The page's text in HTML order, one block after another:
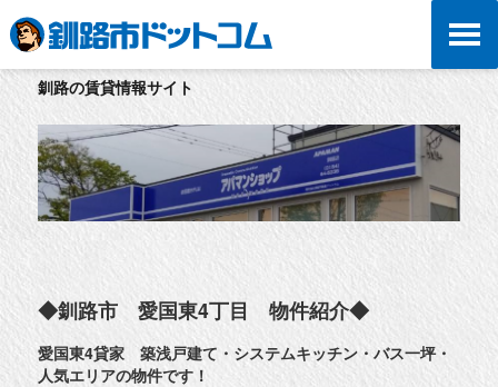
釧路の賃貸情報サイト
◆釧路市 愛国東4丁目 物件紹介◆
愛国東4貸家 築浅戸建て・システムキッチン・バス一坪・
人気エリアの物件です！